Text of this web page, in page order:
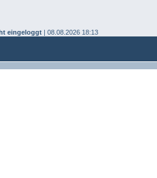
eingeloggt | 08.08.2026 18:13